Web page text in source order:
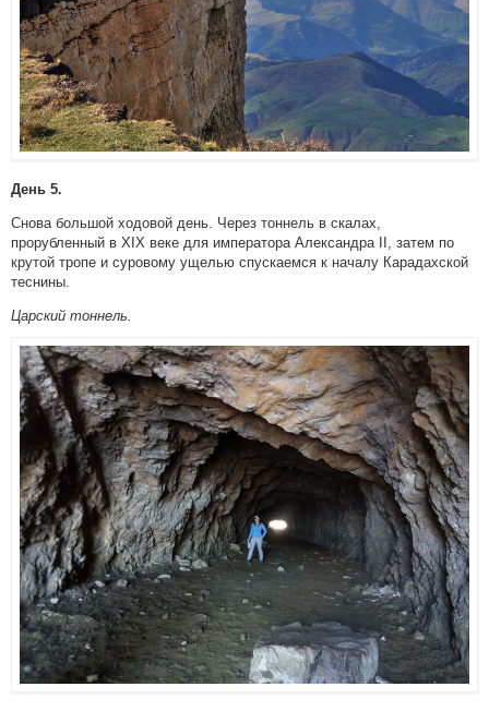
День 5.
Снова большой ходовой день. Через тоннель в скалах,
прорубленный в XIX веке для императора Александра II, затем по
крутой тропе и суровому ущелью спускаемся к началу Карадахской
теснины.
Царский тоннель.